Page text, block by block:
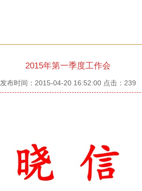
2015年第一季度工作会
发布时间：2015-04-20 16:52:00 点击： 239